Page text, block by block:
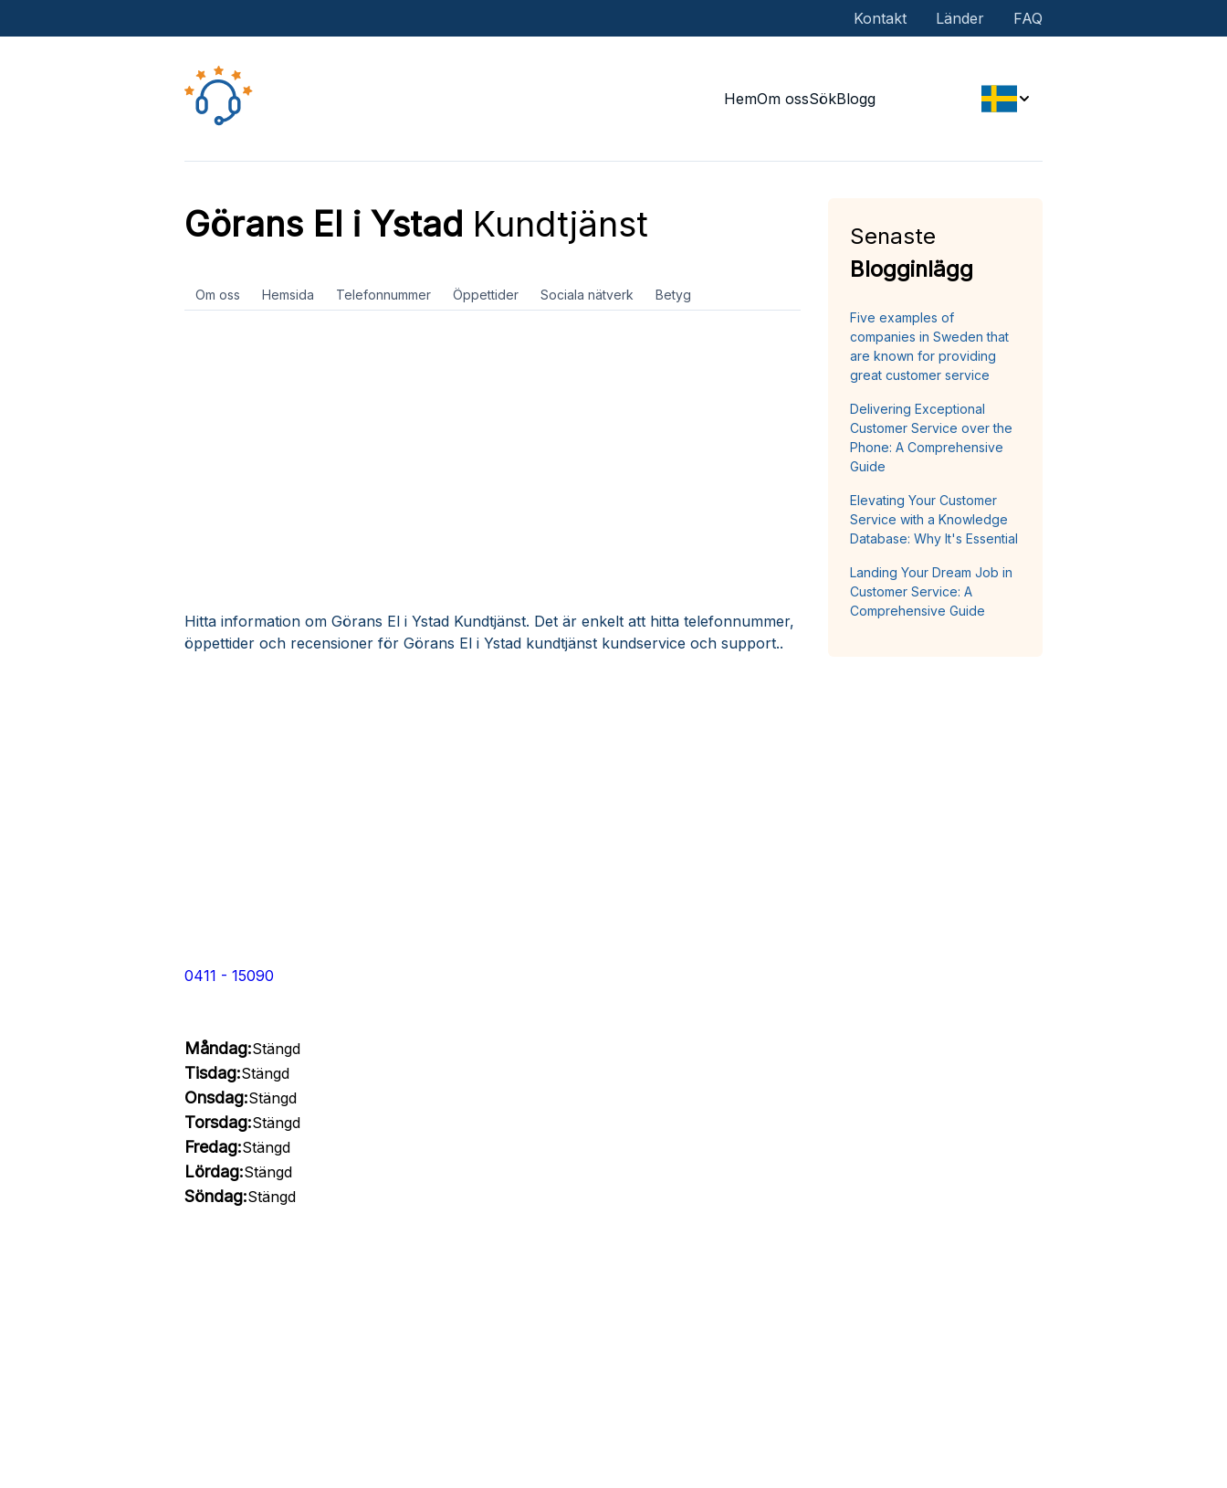
Kontakt Länder FAQ
HemOm ossSökBlogg
Görans El i Ystad Kundtjänst
Om oss Hemsida Telefonnummer Öppettider Sociala nätverk Betyg
Hitta information om Görans El i Ystad Kundtjänst. Det är enkelt att hitta telefonnummer,
öppettider och recensioner för Görans El i Ystad kundtjänst kundservice och support..
0411 - 15090
Måndag:Stängd
Tisdag:Stängd
Onsdag:Stängd
Torsdag:Stängd
Fredag:Stängd
Lördag:Stängd
Söndag:Stängd
Senaste
Blogginlägg
Five examples of
companies in Sweden that
are known for providing
great customer service
Delivering Exceptional
Customer Service over the
Phone: A Comprehensive
Guide
Elevating Your Customer
Service with a Knowledge
Database: Why It's Essential
Landing Your Dream Job in
Customer Service: A
Comprehensive Guide